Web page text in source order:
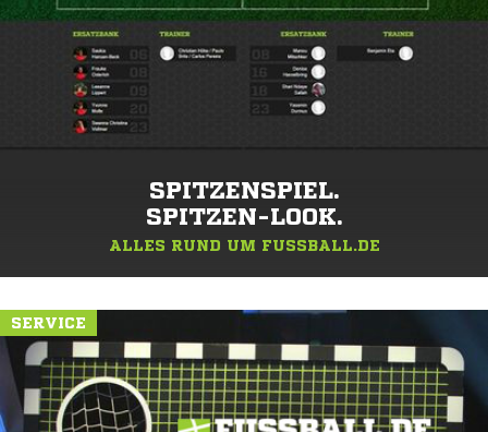
SPITZENSPIEL.
SPITZEN-LOOK.
ALLES RUND UM FUSSBALL.DE
SERVICE